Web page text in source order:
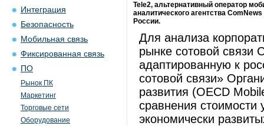
Интеграция
Безопасность
Мобильная связь
Фиксированная связь
ПО
Рынок ПК
Маркетинг
Торговые сети
Оборудование
Tele2, альтернативный оператор
аналитического агентства
России.
Для анализа
рынке сотовой связи
адаптированную к
сотовой связи»
развития (OECD
сравнения стоимости
экономически